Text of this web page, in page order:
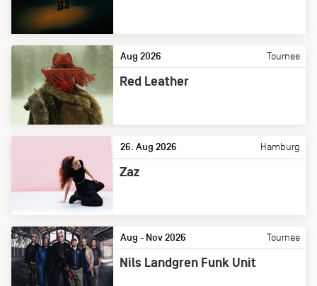
Tournee
Aug 2026
Red Leather
Hamburg
26. Aug 2026
Zaz
Tournee
Aug - Nov 2026
Nils Landgren Funk Unit